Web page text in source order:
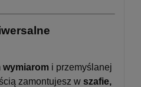
wymiarom i przemyślanej
zamontujesz w szafie,